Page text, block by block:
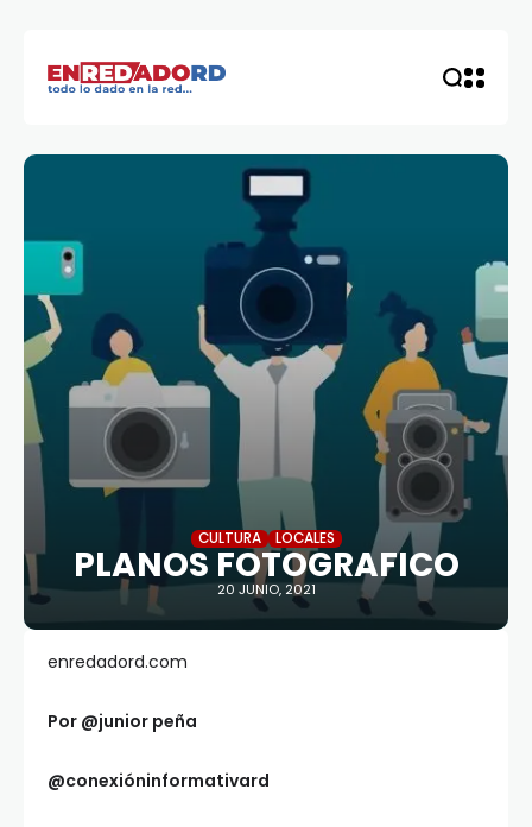
CULTURA LOCALES
PLANOS FOTOGRAFICO
20 JUNIO, 2021
enredadord.com
Por @junior peña
@conexióninformativard